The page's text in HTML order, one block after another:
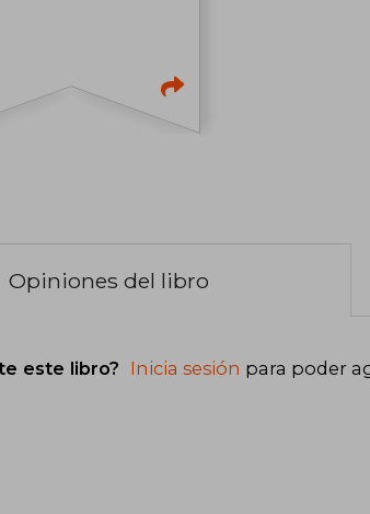
Opiniones del libro
este libro? Inicia sesión para poder